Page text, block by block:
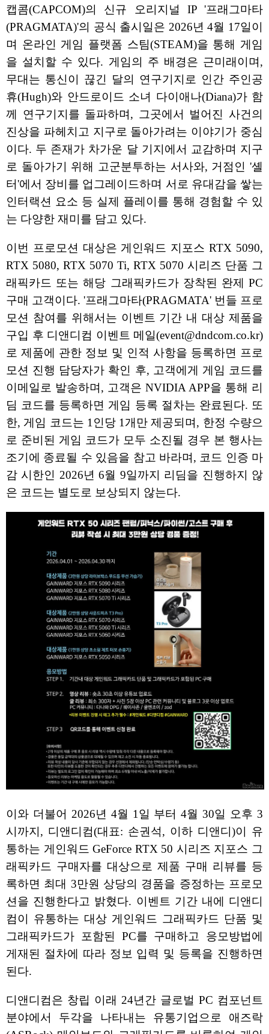
캡콤(CAPCOM)의 신규 오리지널 IP '프래그마타
(PRAGMATA)'의 공식 출시일은 2026년 4월 17일이
며 온라인 게임 플랫폼 스팀(STEAM)을 통해 게임
을 설치할 수 있다. 게임의 주 배경은 근미래이며,
무대는 통신이 끊긴 달의 연구기지로 인간 주인공
휴(Hugh)와 안드로이드 소녀 다이애나(Diana)가 함
께 연구기지를 돌파하며, 그곳에서 벌어진 사건의
진상을 파헤치고 지구로 돌아가려는 이야기가 중심
이다. 두 존재가 차가운 달 기지에서 교감하며 지구
로 돌아가기 위해 고군분투하는 서사와, 거점인 '셸
터'에서 장비를 업그레이드하며 서로 유대감을 쌓는
인터랙션 요소 등 실제 플레이를 통해 경험할 수 있
는 다양한 재미를 담고 있다.
이번 프로모션 대상은 게인워드 지포스 RTX 5090,
RTX 5080, RTX 5070 Ti, RTX 5070 시리즈 단품 그
래픽카드 또는 해당 그래픽카드가 장착된 완제 PC
구매 고객이다. '프래그마타(PRAGMATA' 번들 프로
모션 참여를 위해서는 이벤트 기간 내 대상 제품을
구입 후 디앤디컴 이벤트 메일(event@dndcom.co.kr)
로 제품에 관한 정보 및 인적 사항을 등록하면 프로
모션 진행 담당자가 확인 후, 고객에게 게임 코드를
이메일로 발송하며, 고객은 NVIDIA APP을 통해 리
딤 코드를 등록하면 게임 등록 절차는 완료된다. 또
한, 게임 코드는 1인당 1개만 제공되며, 한정 수량으
로 준비된 게임 코드가 모두 소진될 경우 본 행사는
조기에 종료될 수 있음을 참고 바라며, 코드 인증 마
감 시한인 2026년 6월 9일까지 리딤을 진행하지 않
은 코드는 별도로 보상되지 않는다.
이와 더불어 2026년 4월 1일 부터 4월 30일 오후 3
시까지, 디앤디컴(대표: 손권석, 이하 디앤디)이 유
통하는 게인워드 GeForce RTX 50 시리즈 지포스 그
래픽카드 구매자를 대상으로 제품 구매 리뷰를 등
록하면 최대 3만원 상당의 경품을 증정하는 프로모
션을 진행한다고 밝혔다. 이벤트 기간 내에 디앤디
컴이 유통하는 대상 게인워드 그래픽카드 단품 및
그래픽카드가 포함된 PC를 구매하고 응모방법에
게재된 절차에 따라 정보 입력 및 등록을 진행하면
된다.
디앤디컴은 창립 이래 24년간 글로벌 PC 컴포넌트
분야에서 두각을 나타내는 유통기업으로 애즈락